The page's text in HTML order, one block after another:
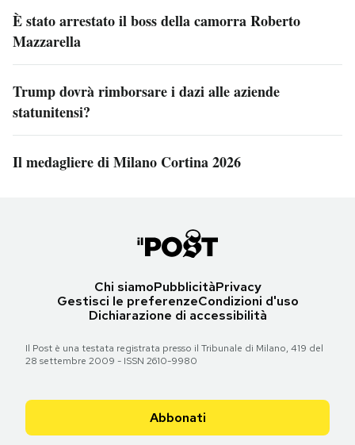
È stato arrestato il boss della camorra Roberto
Mazzarella
Trump dovrà rimborsare i dazi alle aziende
statunitensi?
Il medagliere di Milano Cortina 2026
Chi siamoPubblicitàPrivacy
Gestisci le preferenzeCondizioni d'uso
Dichiarazione di accessibilità
Il Post è una testata registrata presso il Tribunale di Milano, 419 del
28 settembre 2009 - ISSN 2610-9980
Abbonati